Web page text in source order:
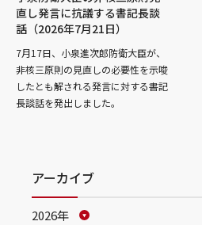
直し発言に抗議する書記長談
話（2026年7月21日）
7月17日、小泉進次郎防衛大臣が、
非核三原則の見直しの必要性を示唆
したとも解される発言に対する書記
長談話を発出しました。
アーカイブ
2026年